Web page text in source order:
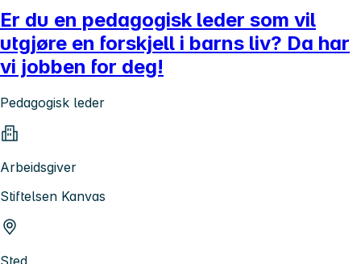
Er du en pedagogisk leder som vil
utgjøre en forskjell i barns liv? Da har
vi jobben for deg!
Pedagogisk leder
Arbeidsgiver
Stiftelsen Kanvas
Sted